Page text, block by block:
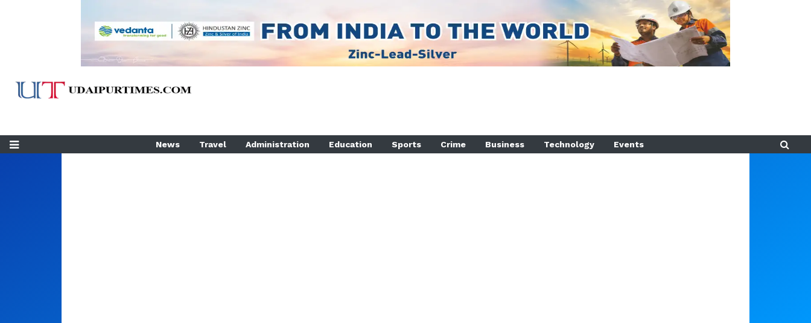
News Travel Administration Education Sports Crime Business Technology Events